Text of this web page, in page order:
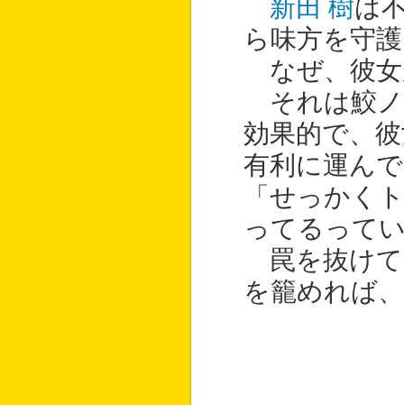
新田 樹は
ら味方を守
なぜ、彼女
それは鮫ノ
効果的で、
有利に運ん
「せっかく
ってるって
罠を抜けて
を籠めれば